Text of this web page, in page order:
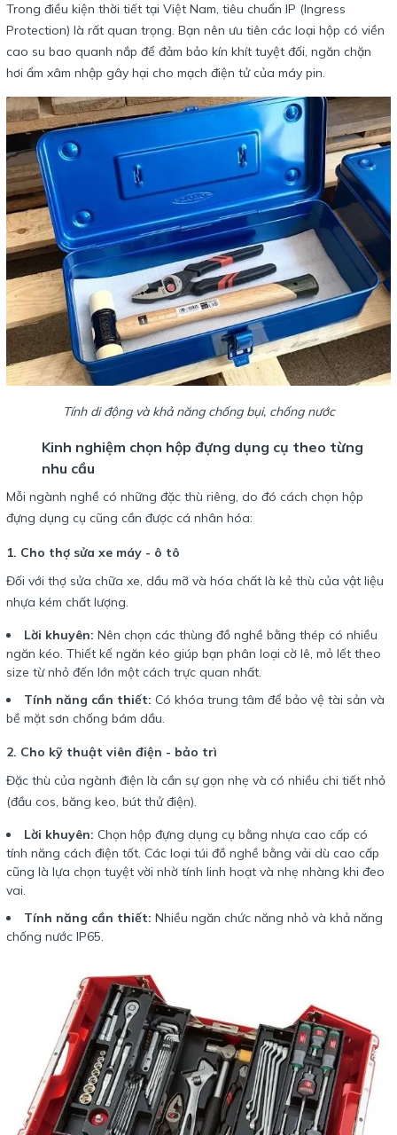
Trong điều kiện thời tiết tại Việt Nam, tiêu chuẩn IP (Ingress
Protection) là rất quan trọng. Bạn nên ưu tiên các loại hộp có viền
cao su bao quanh nắp để đảm bảo kín khít tuyệt đối, ngăn chặn
hơi ẩm xâm nhập gây hại cho mạch điện tử của máy pin.
Tính di động và khả năng chống bụi, chống nước
Kinh nghiệm chọn hộp đựng dụng cụ theo từng
nhu cầu
Mỗi ngành nghề có những đặc thù riêng, do đó cách chọn hộp
đựng dụng cụ cũng cần được cá nhân hóa:
1. Cho thợ sửa xe máy - ô tô
Đối với thợ sửa chữa xe, dầu mỡ và hóa chất là kẻ thù của vật liệu
nhựa kém chất lượng.
Lời khuyên: Nên chọn các thùng đồ nghề bằng thép có nhiều
ngăn kéo. Thiết kế ngăn kéo giúp bạn phân loại cờ lê, mỏ lết theo
size từ nhỏ đến lớn một cách trực quan nhất.
Tính năng cần thiết: Có khóa trung tâm để bảo vệ tài sản và
bề mặt sơn chống bám dầu.
2. Cho kỹ thuật viên điện - bảo trì
Đặc thù của ngành điện là cần sự gọn nhẹ và có nhiều chi tiết nhỏ
(đầu cos, băng keo, bút thử điện).
Lời khuyên: Chọn hộp đựng dụng cụ bằng nhựa cao cấp có
tính năng cách điện tốt. Các loại túi đồ nghề bằng vải dù cao cấp
cũng là lựa chọn tuyệt vời nhờ tính linh hoạt và nhẹ nhàng khi đeo
vai.
Tính năng cần thiết: Nhiều ngăn chức năng nhỏ và khả năng
chống nước IP65.